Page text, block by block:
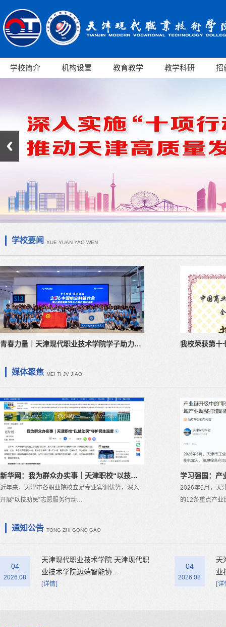
学校简介 机构设置 教育教学 教学科研 招
学校要闻 XUE YUAN YAO WEN
青春力量｜天津现代职业技术学院学子助力… 我校荣获第十
媒体聚焦 MEI TI JV JIAO
新华网：我为群众办实事｜天津职校“以技…
近年来，天津市各职业院校立足专业实训优势，深入
开展“以技助民”志愿服务行动…
学习强国：
2026年6月，天
的12条重点产
通知公告 TONG ZHI GONG GAO
04
2026.08
天津现代职业技术学院 天津现代职
业技术学院边端智能协…
[详情]
04
2026.08
天
业
[详